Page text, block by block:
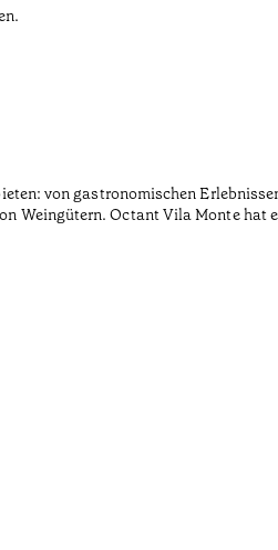
von gastronomischen
Weingütern. Octant Vila Monte hat